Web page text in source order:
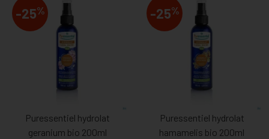
-25%
Puressentiel hydrolat
geranium bio 200ml
-25%
Puressentiel hydrolat
hamamelis bio 200ml